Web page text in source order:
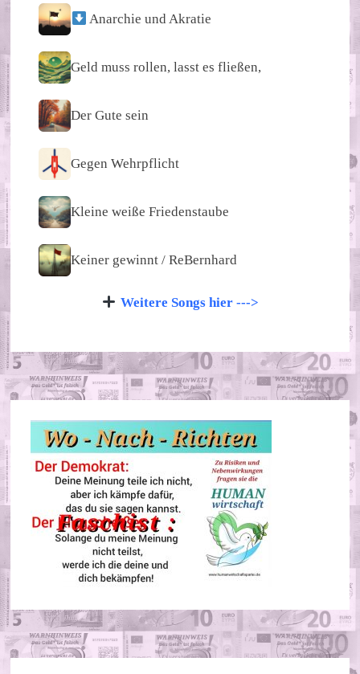
Anarchie und Akratie
Geld muss rollen, lasst es fließen,
Der Gute sein
Gegen Wehrpflicht
Kleine weiße Friedenstaube
Keiner gewinnt / ReBernhard
Weitere Songs hier --->